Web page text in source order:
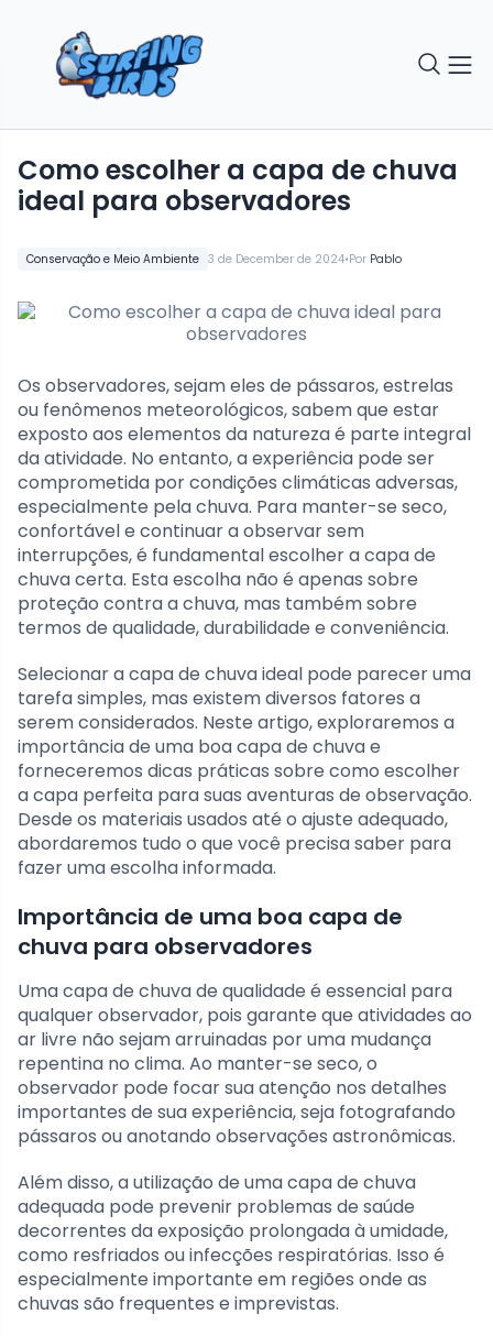
Conservação e Meio Ambiente 3 de December de 2024•Por Pablo
Como escolher a capa de chuva
ideal para observadores
Os observadores, sejam eles de pássaros, estrelas
ou fenômenos meteorológicos, sabem que estar
exposto aos elementos da natureza é parte integral
da atividade. No entanto, a experiência pode ser
comprometida por condições climáticas adversas,
especialmente pela chuva. Para manter-se seco,
confortável e continuar a observar sem
interrupções, é fundamental escolher a capa de
chuva certa. Esta escolha não é apenas sobre
proteção contra a chuva, mas também sobre
termos de qualidade, durabilidade e conveniência.
Selecionar a capa de chuva ideal pode parecer uma
tarefa simples, mas existem diversos fatores a
serem considerados. Neste artigo, exploraremos a
importância de uma boa capa de chuva e
forneceremos dicas práticas sobre como escolher
a capa perfeita para suas aventuras de observação.
Desde os materiais usados até o ajuste adequado,
abordaremos tudo o que você precisa saber para
fazer uma escolha informada.
Importância de uma boa capa de
chuva para observadores
Uma capa de chuva de qualidade é essencial para
qualquer observador, pois garante que atividades ao
ar livre não sejam arruinadas por uma mudança
repentina no clima. Ao manter-se seco, o
observador pode focar sua atenção nos detalhes
importantes de sua experiência, seja fotografando
pássaros ou anotando observações astronômicas.
Além disso, a utilização de uma capa de chuva
adequada pode prevenir problemas de saúde
decorrentes da exposição prolongada à umidade,
como resfriados ou infecções respiratórias. Isso é
especialmente importante em regiões onde as
chuvas são frequentes e imprevistas.